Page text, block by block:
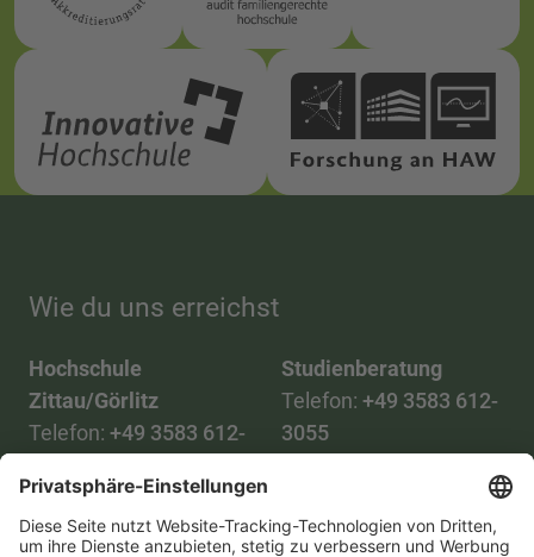
Wie du uns erreichst
Hochschule
Zittau/Görlitz
Telefon: +49 3583 612-
Mail:info(at)hszg.de
Studienberatung
Telefon: +49 3583 612-
3055
Mail: